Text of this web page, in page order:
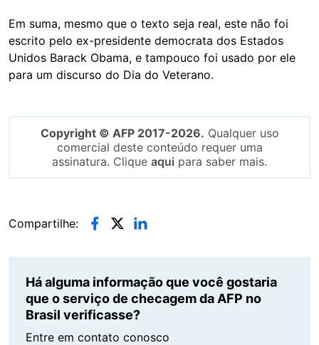
Em suma, mesmo que o texto seja real, este não foi
escrito pelo ex-presidente democrata dos Estados
Unidos Barack Obama, e tampouco foi usado por ele
para um discurso do Dia do Veterano.
Copyright © AFP 2017-2026. Qualquer uso
comercial deste conteúdo requer uma
assinatura. Clique aqui para saber mais.
Compartilhe:
Há alguma informação que você gostaria
que o serviço de checagem da AFP no
Brasil verificasse?
Entre em contato conosco